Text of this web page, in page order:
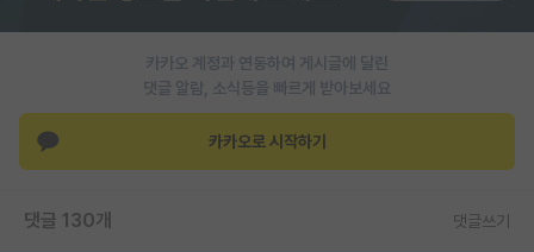
카카오 계정과 연동하여 게시글에 달린
댓글 알람, 소식등을 빠르게 받아보세요
카카오로 시작하기
댓글 130개 댓글쓰기